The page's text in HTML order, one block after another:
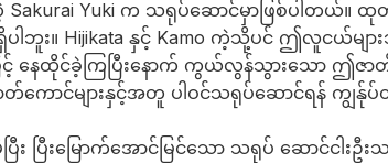
Yuki က သရုပ်ဆောင်မှာဖြစ်ပါတယ်။
ပါဘူး။ Hijikata နှင့် Kamo ကဲ့သို့ပင် ဤလူငယ်
နေထိုင်ခဲ့ကြပြီးနောက် ကွယ်လွန်သွားသော ဤဇာ
တ်ကောင်များနှင့်အတူ ပါဝင်သရုပ်ဆောင်ရန် ကျွ
ြီး ပြီးမြောက်အောင်မြင်သော သရုပ် ဆောင်င